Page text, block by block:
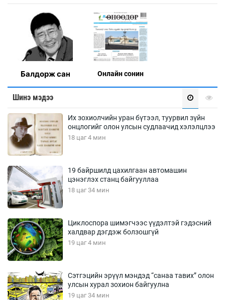
Балдорж сан Онлaйн сонин
Шинэ мэдээ
Их зохиолчийн уран бүтээл, туурвил зүйн
онцлогийг олон улсын судлаачид хэлэлцлээ
18 цаг 4 мин
19 байршилд цахилгаан автомашин
цэнэглэх станц байгууллаа
18 цаг 34 мин
Циклоспора шимэгчээс үүдэлтэй гэдэсний
халдвар дэгдэж болзошгүй
19 цаг 4 мин
Сэтгэцийн эрүүл мэндэд “санаа тавих” олон
улсын хурал зохион байгуулна
19 цаг 34 мин